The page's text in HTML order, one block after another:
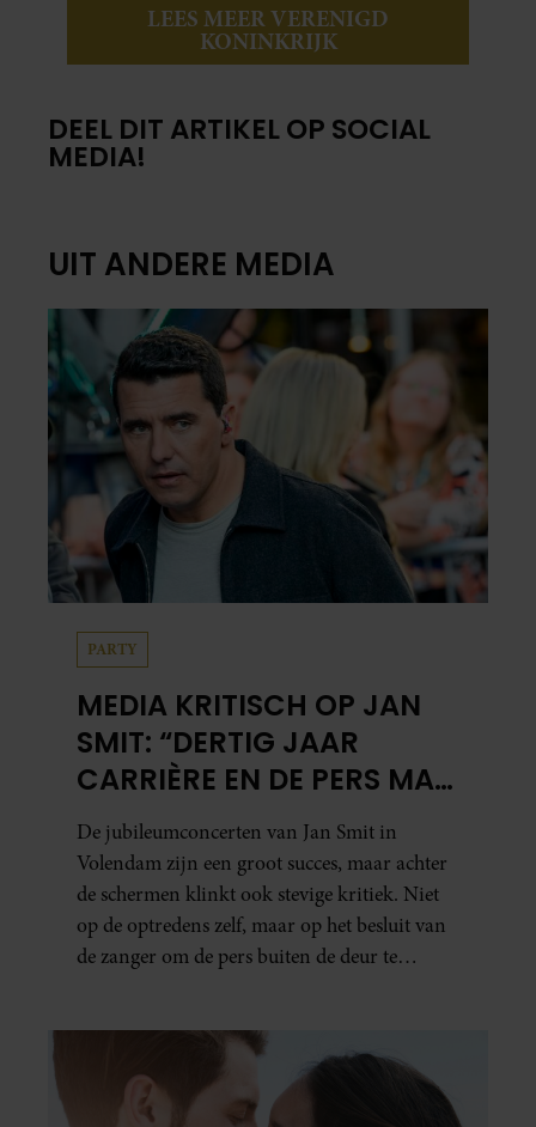
LEES MEER VERENIGD
KONINKRIJK
DEEL DIT ARTIKEL OP SOCIAL
MEDIA!
UIT ANDERE MEDIA
PARTY
MEDIA KRITISCH OP JAN
SMIT: “DERTIG JAAR
CARRIÈRE EN DE PERS MAG
NIET NAAR BINNEN”
De jubileumconcerten van Jan Smit in
Volendam zijn een groot succes, maar achter
de schermen klinkt ook stevige kritiek. Niet
op de optredens zelf, maar op het besluit van
de zanger om de pers buiten de deur te
entertainmentjournalisten hun teleurstelling.
Volgens hen is Jan Smit de afgelopen jaren
steeds moeilijker bereikbaar geworden en